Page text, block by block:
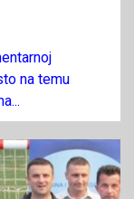
na temu